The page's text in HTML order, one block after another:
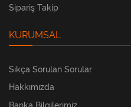
Sipariş Takip
KURUMSAL
Sıkça Sorulan Sorular
Hakkımızda
Banka Bilgilerimiz